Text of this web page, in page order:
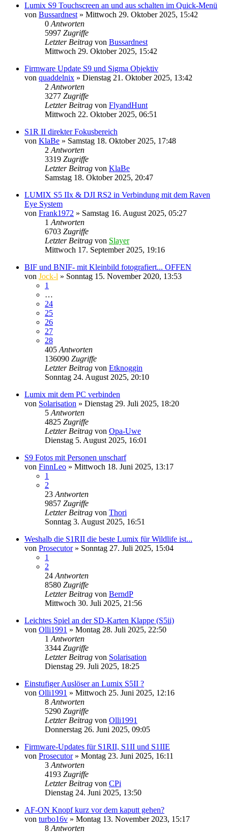
Lumix S9 Touchscreen an und aus schalten im Quick-Menü
von Bussardnest » Mittwoch 29. Oktober 2025, 15:42
0 Antworten
5997 Zugriffe
Letzter Beitrag von Bussardnest
Mittwoch 29. Oktober 2025, 15:42
Firmware Update S9 und Sigma Objektiv
von quaddelnix » Dienstag 21. Oktober 2025, 13:42
2 Antworten
3277 Zugriffe
Letzter Beitrag von FlyandHunt
Mittwoch 22. Oktober 2025, 06:51
S1R II direkter Fokusbereich
von KlaBe » Samstag 18. Oktober 2025, 17:48
2 Antworten
3319 Zugriffe
Letzter Beitrag von KlaBe
Samstag 18. Oktober 2025, 20:47
LUMIX S5 IIx & DJI RS2 in Verbindung mit dem Raven
Eye System
von Frank1972 » Samstag 16. August 2025, 05:27
1 Antworten
6703 Zugriffe
Letzter Beitrag von Slayer
Mittwoch 17. September 2025, 19:16
BIF und BNIF- mit Kleinbild fotografiert... OFFEN
von Jock-l » Sonntag 15. November 2020, 13:53
1
…
24
25
26
27
28
405 Antworten
136090 Zugriffe
Letzter Beitrag von Etknoggin
Sonntag 24. August 2025, 20:10
Lumix mit dem PC verbinden
von Solarisation » Dienstag 29. Juli 2025, 18:20
5 Antworten
4825 Zugriffe
Letzter Beitrag von Opa-Uwe
Dienstag 5. August 2025, 16:01
S9 Fotos mit Personen unscharf
von FinnLeo » Mittwoch 18. Juni 2025, 13:17
1
2
23 Antworten
9857 Zugriffe
Letzter Beitrag von Thori
Sonntag 3. August 2025, 16:51
Weshalb die S1RII die beste Lumix für Wildlife ist...
von Prosecutor» Sonntag 27. Juli 2025, 15:04
1
2
24 Antworten
8580 Zugriffe
Letzter Beitrag von BerndP
Mittwoch 30. Juli 2025, 21:56
Leichtes Spiel an der SD-Karten Klappe (S5ii)
von Olli1991 » Montag 28. Juli 2025, 22:50
1 Antworten
3344 Zugriffe
Letzter Beitrag von Solarisation
Dienstag 29. Juli 2025, 18:25
Einstufiger Auslöser an Lumix S5II ?
von Olli1991 » Mittwoch 25. Juni 2025, 12:16
8 Antworten
5290 Zugriffe
Letzter Beitrag von Olli1991
Donnerstag 26. Juni 2025, 09:05
Firmware-Updates für S1RII, S1II und S1IIE
von Prosecutor» Montag 23. Juni 2025, 16:11
3 Antworten
4193 Zugriffe
Letzter Beitrag von CPi
Dienstag 24. Juni 2025, 13:50
AF-ON Knopf kurz vor dem kaputt gehen?
von turbo16v » Montag 13. November 2023, 15:17
8 Antworten